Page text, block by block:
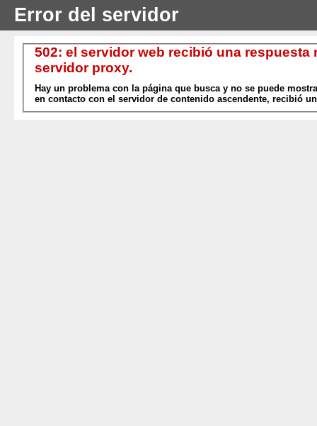
Error del servidor
502: el servidor web recibió una
servidor proxy.
Hay un problema con la página que busca y no se puede
en contacto con el servidor de contenido ascendente, recibió